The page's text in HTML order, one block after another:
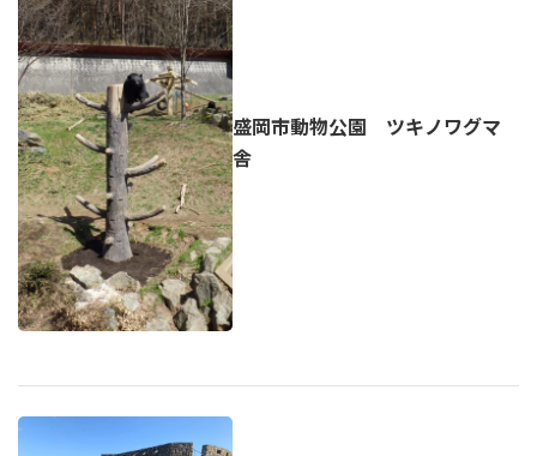
盛岡市動物公園 ツキノワグマ
舎